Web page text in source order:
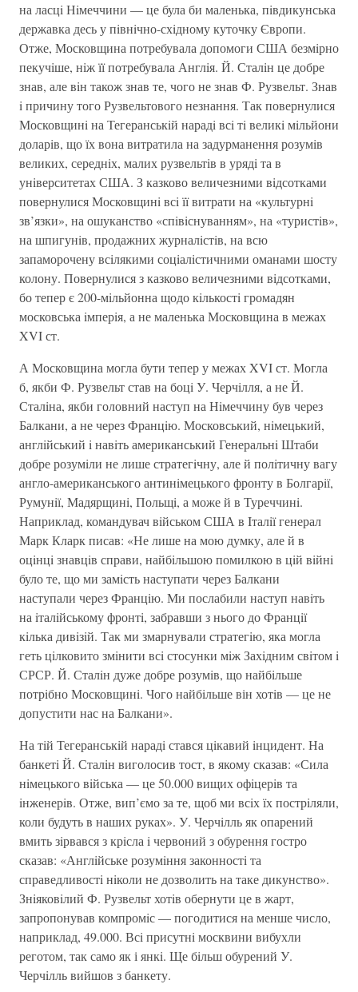
на ласцi Нiмеччини — це була би маленька, пiвдикунська
державка десь у пiвнiчно-схiдному куточку Європи.
Отже, Московщина потребувала допомоги США безмiрно
пекучiше, нiж її потребувала Англiя. Й. Сталiн це добре
знав, але вiн також знав те, чого не знав Ф. Рузвельт. Знав
i причину того Рузвельтового незнання. Так повернулися
Московщинi на Тегеранськiй нарадi всi тi великi мiльйони
доларiв, що їх вона витратила на задурманення розумiв
великих, середнiх, малих рузвельтiв в урядi та в
унiверситетах США. З казково величезними вiдсотками
повернулися Московщинi всi її витрати на «культурнi
зв’язки», на ошуканство «спiвiснуванням», на «туристiв»,
на шпигунiв, продажних журналiстiв, на всю
запаморочену всiлякими соцiалiстичними оманами шосту
колону. Повернулися з казково величезними вiдсотками,
бо тепер є 200-мiльйонна щодо кiлькостi громадян
московська iмперiя, а не маленька Московщина в межах
XVI ст.
А Московщина могла бути тепер у межах XVI ст. Могла
б, якби Ф. Рузвельт став на боцi У. Черчiлля, а не Й.
Сталiна, якби головний наступ на Нiмеччину був через
Балкани, а не через Францiю. Московський, нiмецький,
англiйський i навiть американський Генеральнi Штаби
добре розумiли не лише стратегiчну, але й полiтичну вагу
англо-американського антинiмецького фронту в Болгарiї,
Румунiї, Мадярщинi, Польщi, а може й в Туреччинi.
Наприклад, командувач вiйськом США в Iталiї генерал
Марк Кларк писав: «Не лише на мою думку, але й в
оцiнцi знавцiв справи, найбiльшою помилкою в цiй вiйнi
було те, що ми замiсть наступати через Балкани
наступали через Францiю. Ми послабили наступ навiть
на iталiйському фронтi, забравши з нього до Францiї
кiлька дивiзiй. Так ми змарнували стратегiю, яка могла
геть цiлковито змiнити всi стосунки мiж Захiдним свiтом i
СРСР. Й. Сталiн дуже добре розумiв, що найбiльше
потрiбно Московщинi. Чого найбiльше він хотiв — це не
допустити нас на Балкани».
На тiй Тегеранськiй нарадi стався цiкавий iнцидент. На
банкетi Й. Сталiн виголосив тост, в якому сказав: «Сила
нiмецького вiйська — це 50.000 вищих офiцерiв та
iнженерiв. Отже, вип’ємо за те, щоб ми всiх їх пострiляли,
коли будуть в наших руках». У. Черчiлль як опарений
вмить зiрвався з крiсла i червоний з обурення гостро
сказав: «Англiйське розумiння законностi та
справедливостi нiколи не дозволить на таке дикунство».
Знiяковiлий Ф. Рузвельт хотiв обернути це в жарт,
запропонував компромiс — погодитися на менше число,
наприклад, 49.000. Всi присутнi москвини вибухли
реготом, так само як і янкi. Ще бiльш обурений У.
Черчiлль вийшов з банкету.